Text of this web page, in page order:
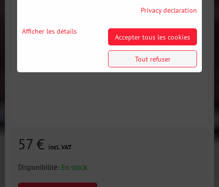
57 € incl. VAT
Disponibilité: En stock
Privacy declaration
Afficher les détails
Accepter tous les cookies
Tout refuser